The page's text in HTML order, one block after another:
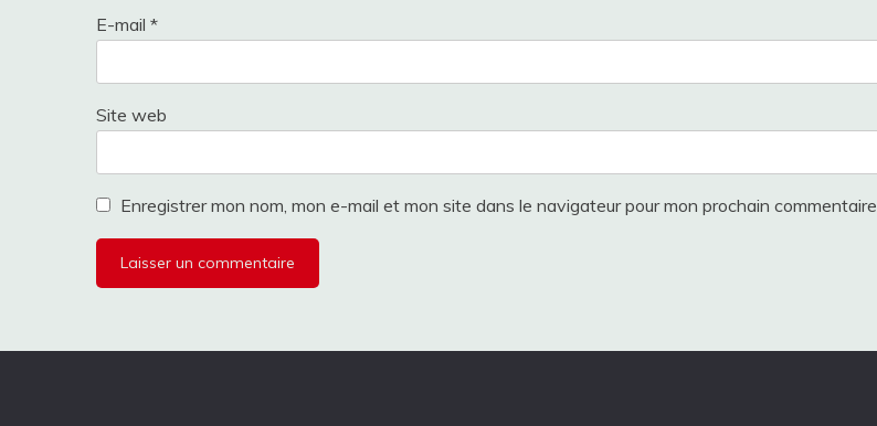
E-mail *
Site web
Enregistrer mon nom, mon e-mail et mon site dans le navigateur pour mon prochain commentaire.